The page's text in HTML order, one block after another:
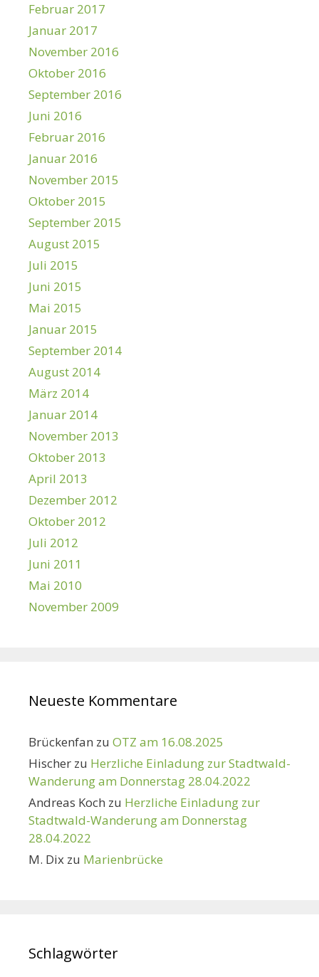
Februar 2017
Januar 2017
November 2016
Oktober 2016
September 2016
Juni 2016
Februar 2016
Januar 2016
November 2015
Oktober 2015
September 2015
August 2015
Juli 2015
Juni 2015
Mai 2015
Januar 2015
September 2014
August 2014
März 2014
Januar 2014
November 2013
Oktober 2013
April 2013
Dezember 2012
Oktober 2012
Juli 2012
Juni 2011
Mai 2010
November 2009
Neueste Kommentare
Brückenfan zu OTZ am 16.08.2025
Hischer zu Herzliche Einladung zur Stadtwald-
Wanderung am Donnerstag 28.04.2022
Andreas Koch zu Herzliche Einladung zur
Stadtwald-Wanderung am Donnerstag
28.04.2022
M. Dix zu Marienbrücke
Schlagwörter